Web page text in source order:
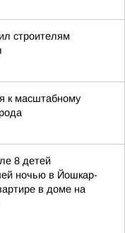
строителям
к масштабному
8 детей
ночью в Йошкар-
в доме на